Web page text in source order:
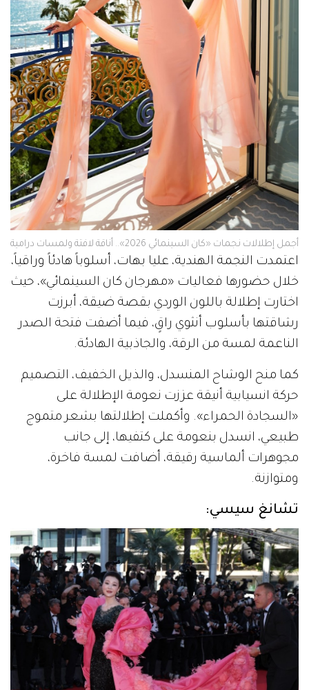
أجمل إطلالات نجمات «كان السينمائي 2026».. أناقة لافتة ولمسات درامية
اعتمدت النجمة الهندية، عليا بهات، أسلوباً هادئاً وراقياً،
خلال حضورها فعاليات «مهرجان كان السينمائي»، حيث
اختارت إطلالة باللون الوردي بقصة ضيقة، أبرزت
رشاقتها بأسلوب أنثوي راقٍ، فيما أضفت فتحة الصدر
الناعمة لمسة من الرقة، والجاذبية الهادئة.
كما منح الوشاح المنسدل، والذيل الخفيف، التصميم
حركة انسيابية أنيقة عززت نعومة الإطلالة على
«السجادة الحمراء». وأكملت إطلالتها بشعر متموج
طبيعي، انسدل بنعومة على كتفيها، إلى جانب
مجوهرات ألماسية رقيقة، أضافت لمسة فاخرة،
ومتوازنة.
تشانغ سيسي: